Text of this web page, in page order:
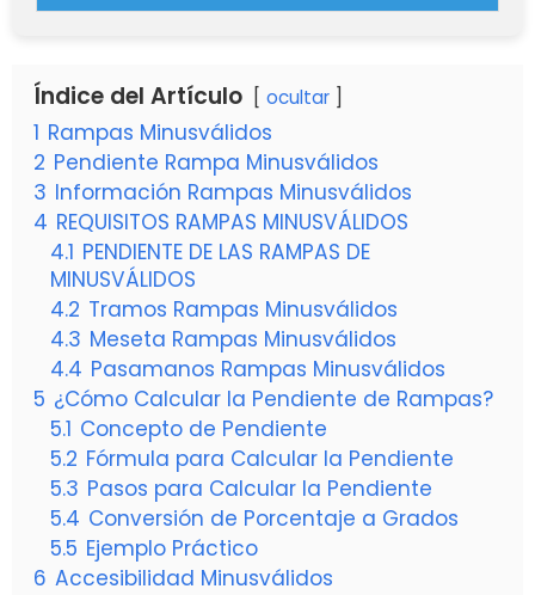
Índice del Artículo ocultar
1 Rampas Minusválidos
2 Pendiente Rampa Minusválidos
3 Información Rampas Minusválidos
4 REQUISITOS RAMPAS MINUSVÁLIDOS
4.1 PENDIENTE DE LAS RAMPAS DE
MINUSVÁLIDOS
4.2 Tramos Rampas Minusválidos
4.3 Meseta Rampas Minusválidos
4.4 Pasamanos Rampas Minusválidos
5 ¿Cómo Calcular la Pendiente de Rampas?
5.1 Concepto de Pendiente
5.2 Fórmula para Calcular la Pendiente
5.3 Pasos para Calcular la Pendiente
5.4 Conversión de Porcentaje a Grados
5.5 Ejemplo Práctico
6 Accesibilidad Minusválidos